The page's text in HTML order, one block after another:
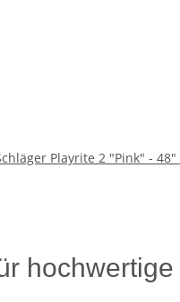
Playrite 2 "Pink" - 48"